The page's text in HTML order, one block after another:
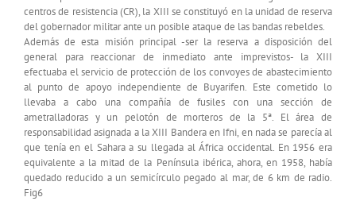
centros de resistencia (CR), la XIII se constituyó en la unidad de reserva
del gobernador militar ante un posible ataque de las bandas rebeldes.
Además de esta misión principal -ser la reserva a disposición del
general para reaccionar de inmediato ante imprevistos- la XIII
efectuaba el servicio de protección de los convoyes de abastecimiento
al punto de apoyo independiente de Buyarifen. Este cometido lo
llevaba a cabo una compañía de fusiles con una sección de
ametralladoras y un pelotón de morteros de la 5ª. El área de
responsabilidad asignada a la XIII Bandera en Ifni, en nada se parecía al
que tenía en el Sahara a su llegada al África occidental. En 1956 era
equivalente a la mitad de la Península ibérica, ahora, en 1958, había
quedado reducido a un semicírculo pegado al mar, de 6 km de radio.
Fig6